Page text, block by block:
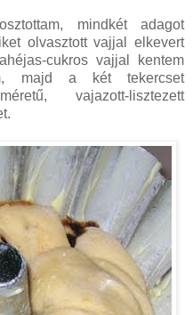
mindkét adagot
olvasztott vajjal elkevert
cukros vajjal kentem
majd a két tekercset
vajazott-lisztezett